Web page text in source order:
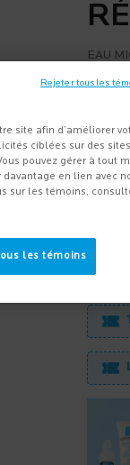
EAU
PEAUX
Avec
site afin d’améliorer
ciblées sur des
pouvez gérer à tout
en lien avec
sur les témoins,
les témoins
Rejeter tous les